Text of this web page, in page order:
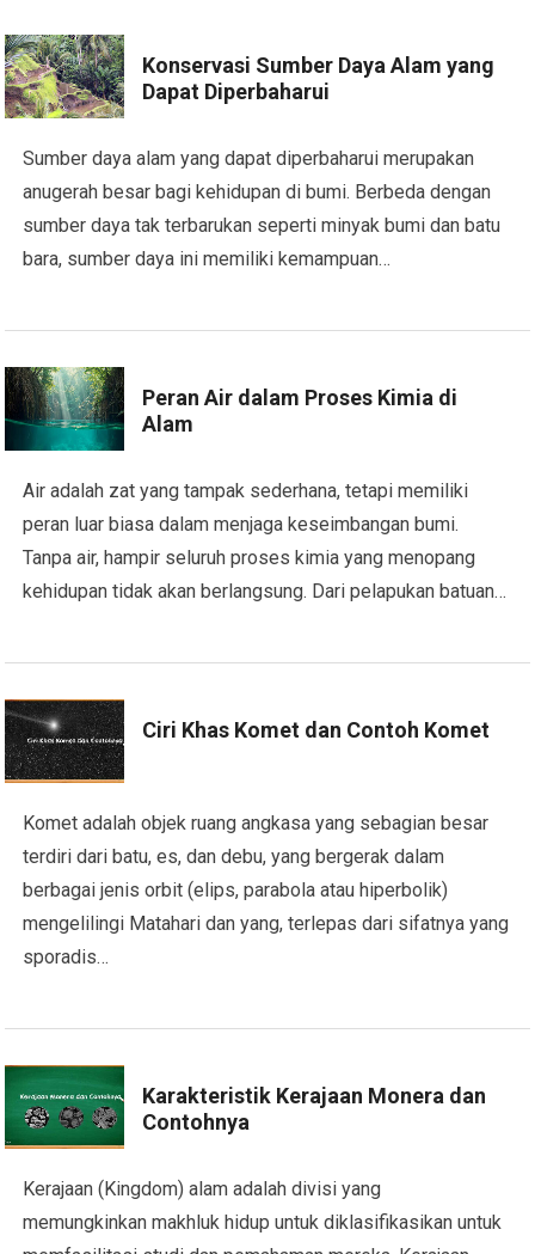
Konservasi Sumber Daya Alam yang
Dapat Diperbaharui
Sumber daya alam yang dapat diperbaharui merupakan
anugerah besar bagi kehidupan di bumi. Berbeda dengan
sumber daya tak terbarukan seperti minyak bumi dan batu
bara, sumber daya ini memiliki kemampuan…
Peran Air dalam Proses Kimia di
Alam
Air adalah zat yang tampak sederhana, tetapi memiliki
peran luar biasa dalam menjaga keseimbangan bumi.
Tanpa air, hampir seluruh proses kimia yang menopang
kehidupan tidak akan berlangsung. Dari pelapukan batuan…
Ciri Khas Komet dan Contoh Komet
Komet adalah objek ruang angkasa yang sebagian besar
terdiri dari batu, es, dan debu, yang bergerak dalam
berbagai jenis orbit (elips, parabola atau hiperbolik)
mengelilingi Matahari dan yang, terlepas dari sifatnya yang
sporadis…
Karakteristik Kerajaan Monera dan
Contohnya
Kerajaan (Kingdom) alam adalah divisi yang
memungkinkan makhluk hidup untuk diklasifikasikan untuk